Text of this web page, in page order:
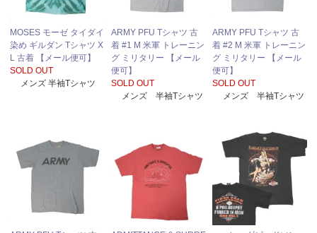
MOSES モーゼ タイダイ
染め ギルダン Tシャツ X
L 古着 【メール便可】
SOLD OUT
メンズ 半袖Tシャツ
ARMY PFU Tシャツ 古
着 #1 M 米軍 トレーニン
グ ミリタリー 【メール
便可】
SOLD OUT
メンズ 半袖Tシャツ
ARMY PFU Tシャツ 古
着 #2 M 米軍 トレーニン
グ ミリタリー 【メール
便可】
SOLD OUT
メンズ 半袖Tシャツ